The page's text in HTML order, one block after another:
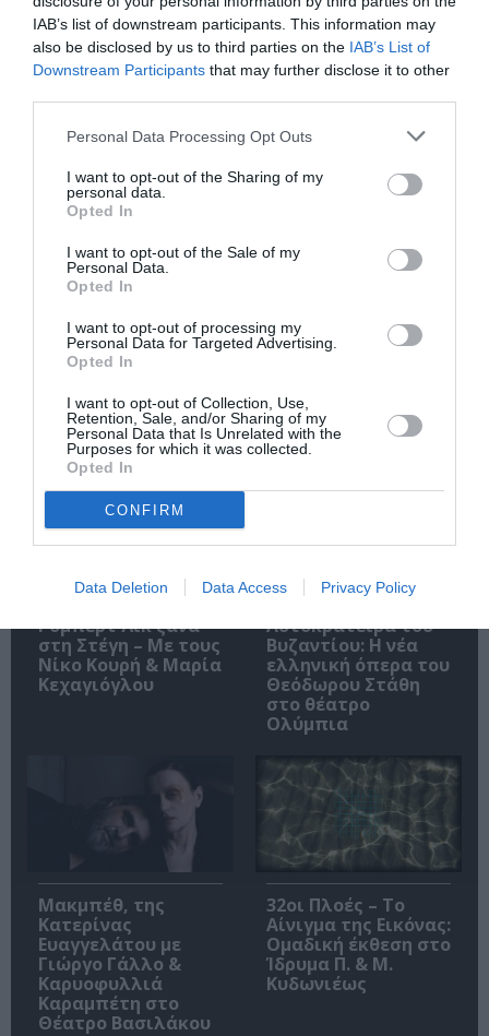
IAB’s list of downstream participants. This information may
also be disclosed by us to third parties on the IAB’s List of
Downstream Participants that may further disclose it to other
Personal Data Processing Opt Outs
I want to opt-out of the Sharing of my
personal data.
Opted In
I want to opt-out of the Sale of my
Personal Data.
Opted In
I want to opt-out of processing my
Personal Data for Targeted Advertising.
Opted In
I want to opt-out of Collection, Use,
Retention, Sale, and/or Sharing of my
Personal Data that Is Unrelated with the
Purposes for which it was collected.
Opted In
CONFIRM
Data Deletion Data Access Privacy Policy
σε ηλικία 82 ετών
Ίδρυμα Ωνάση:
Αποτελέσματα
Υποτροφιών για το
Ακαδημαϊκό Έτος
26-27
πρωτότυπες
παραγωγές φέρνει
Δημοφιλή Άρθρα
Ρόμπερτ Άικ ξανά
στη Στέγη – Με τους
Νίκο Κουρή & Μαρία
Κεχαγιόγλου
Αυτοκράτειρα του
Βυζαντίου: Η νέα
ελληνική όπερα του
Θεόδωρου Στάθη
στο θέατρο
Ολύμπια
Μακμπέθ, της
Κατερίνας
Ευαγγελάτου με
Γιώργο Γάλλο &
Καρυοφυλλιά
Καραμπέτη στο
Θέατρο Βασιλάκου
32οι Πλοές – Το
Αίνιγμα της Εικόνας:
Ομαδική έκθεση στο
Ίδρυμα Π. & Μ.
Κυδωνιέως